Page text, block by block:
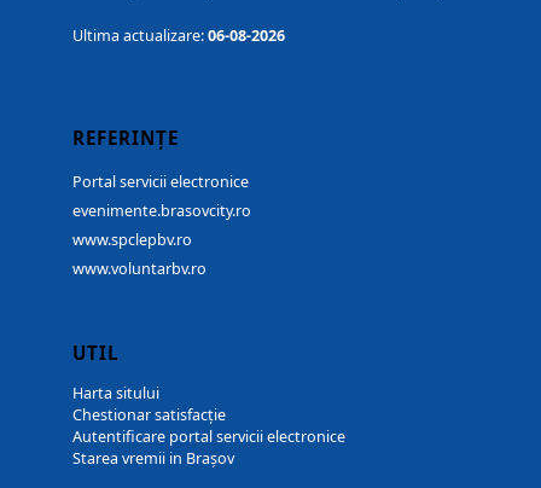
Ultima actualizare:06-08-2026
REFERINȚE
Portal servicii electronice
evenimente.brasovcity.ro
www.spclepbv.ro
www.voluntarbv.ro
UTIL
Harta sitului
Chestionar satisfacție
Autentificare portal servicii electronice
Starea vremii in Brașov